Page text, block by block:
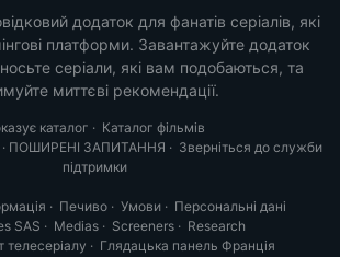
додаток для фанатів серіалів, які
платформи. Завантажуйте додаток
серіали, які вам подобаються, та
миттєві рекомендації.
каталог · Каталог фільмів
· ПОШИРЕНІ ЗАПИТАННЯ · Зверніться до служби
підтримки
· Печиво· Умови· Персональні дані
SAS · Medias· Screeners· Research
телесеріалу · Глядацька панель Франція